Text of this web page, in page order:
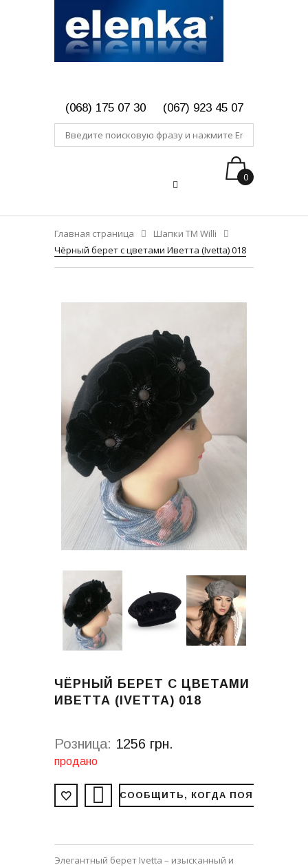
(068) 175 07 30 (067) 923 45 07
0
Главная страница
Шапки ТМ Willi
Чёрный берет с цветами Иветта (Ivetta) 018
ЧЁРНЫЙ БЕРЕТ С ЦВЕТАМИ
ИВЕТТА (IVETTA) 018
Розница: 1256 грн.
продано
СООБЩИТЬ, КОГДА ПОЯВИТСЯ
Элегантный берет Ivetta – изысканный и